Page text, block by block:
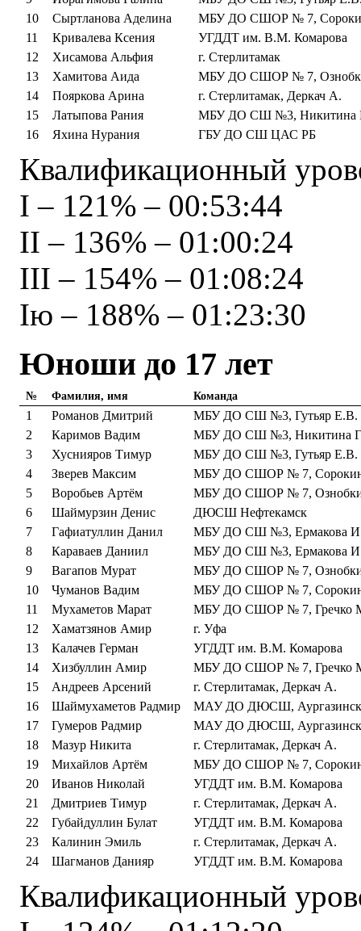
10
Сыртланова Аделина
МБУ ДО СШОР № 7,
11
Кривалева Ксения
УГДДТ им. В.М. Комарова
12
Хисамова Альфия
г. Стерлитамак
13
Хамитова Аида
МБУ ДО СШОР № 7,
14
Пояркова Арина
г. Стерлитамак, Деркач А.
15
Латыпова Рания
МБУ ДО СШ №3, Никитина
16
Яхина Нурания ГБУ ДО СШ ЦАС РБ
Квалификационный
I – 121% – 00:53:44
II – 136% – 01:00:24
III – 154% – 01:08:24
Iю – 188% – 01:23:30
Юноши до 17 лет
№ Фамилия, имя Команда
1 Романов Дмитрий
МБУ ДО СШ №3, Гутьяр Е.В.
2
Каримов Вадим
МБУ ДО СШ №3, Никитина
3
Хуснияров Тимур
МБУ ДО СШ №3, Гутьяр Е.В.
4
Зверев Максим
МБУ ДО СШОР № 7,
5
Воробьев Артём
МБУ ДО СШОР № 7,
6
Шаймурзин Денис
ДЮСШ Нефтекамск
7
Гафиатуллин Данил
МБУ ДО СШ №3, Ермакова
8
Караваев Даниил
МБУ ДО СШ №3, Ермакова
9
Вагапов Мурат
МБУ ДО СШОР № 7,
10
Чуманов Вадим
МБУ ДО СШОР № 7,
11
Мухаметов Марат
МБУ ДО СШОР № 7, Гречко
12
Хаматзянов Амир
г. Уфа
13
Калачев Герман
УГДДТ им. В.М. Комарова
14
Хизбуллин Амир
МБУ ДО СШОР № 7, Гречко
15
Андреев Арсений
г. Стерлитамак, Деркач А.
16
Шаймухаметов Радмир
МАУ ДО ДЮСШ,
17
Гумеров Радмир
МАУ ДО ДЮСШ,
18
Мазур Никита
г. Стерлитамак, Деркач А.
19
Михайлов Артём
МБУ ДО СШОР № 7,
20
Иванов Николай
УГДДТ им. В.М. Комарова
21
Дмитриев Тимур
г. Стерлитамак, Деркач А.
22
Губайдуллин Булат
УГДДТ им. В.М. Комарова
23
Калинин Эмиль
г. Стерлитамак, Деркач А.
24
Шагманов Данияр УГДДТ им. В.М. Комарова
Квалификационный